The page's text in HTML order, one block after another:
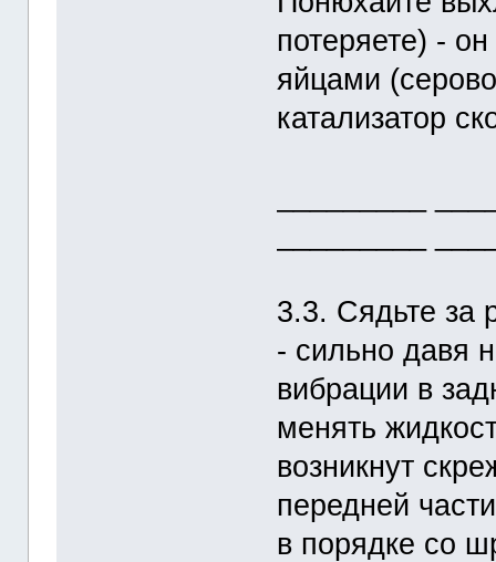
потеряете) -
яйцами
катализатор
3.3. Сядьте за
- сильно давя
вибрации в
менять
возникнут
передней
в порядке со